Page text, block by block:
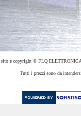
sito è copyright © FLQ
Tutti i prezzi sono da